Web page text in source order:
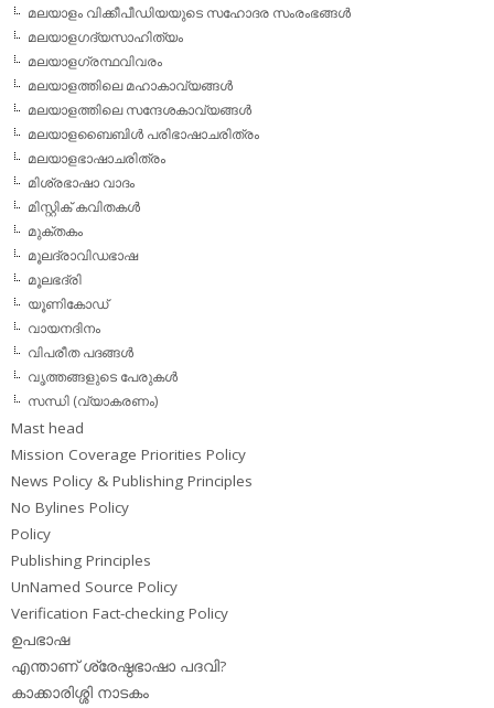
മലയാളം വിക്കീപീഡിയയുടെ സഹോദര സംരംഭങ്ങള്‍
മലയാളഗദ്യസാഹിത്യം
മലയാളഗ്രന്ഥവിവരം
മലയാളത്തിലെ മഹാകാവ്യങ്ങള്‍
മലയാളത്തിലെ സന്ദേശകാവ്യങ്ങള്‍
മലയാളബൈബിള്‍ പരിഭാഷാചരിത്രം
മലയാളഭാഷാചരിത്രം
മിശ്രഭാഷാ വാദം
മിസ്റ്റിക് കവിതകള്‍
മുക്തകം
മൂലദ്രാവിഡഭാഷ
മൂലഭദ്രി
യൂണികോഡ്
വായനദിനം
വിപരീത പദങ്ങള്‍
വൃത്തങ്ങളുടെ പേരുകള്‍
സന്ധി (വ്യാകരണം)
Mast head
Mission Coverage Priorities Policy
News Policy & Publishing Principles
No Bylines Policy
Policy
Publishing Principles
UnNamed Source Policy
Verification Fact-checking Policy
ഉപഭാഷ
എന്താണ് ശ്രേഷ്ഠഭാഷാ പദവി?
കാക്കാരിശ്ശി നാടകം